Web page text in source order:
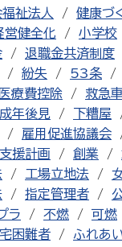
祉法人
健康づ
営健全化 小学校
退職金共済制度
紛失 53条
医療費控除
救急
成年後見 下糟屋
雇用促進協議会
援計画 創業
工場立地法
指定管理者
ラ 不燃 可燃
困難者
ふれあ